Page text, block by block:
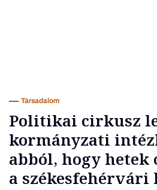
Üzlet
Társadalom
Politikai cirkusz
kormányzati
abból, hogy
a székesfehérvári